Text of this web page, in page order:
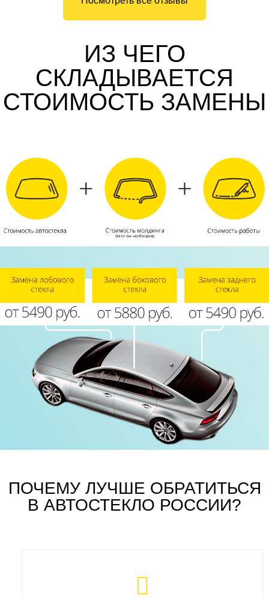
ИЗ ЧЕГО
СКЛАДЫВАЕТСЯ
СТОИМОСТЬ ЗАМЕНЫ
ПОЧЕМУ ЛУЧШЕ ОБРАТИТЬСЯ
В АВТОСТЕКЛО РОССИИ?